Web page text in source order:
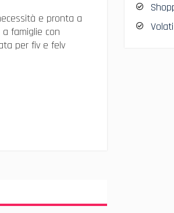
e pronta a
famiglie con
per fiv e felv